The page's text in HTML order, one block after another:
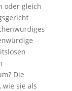
oder gleich
Die
wie sie als